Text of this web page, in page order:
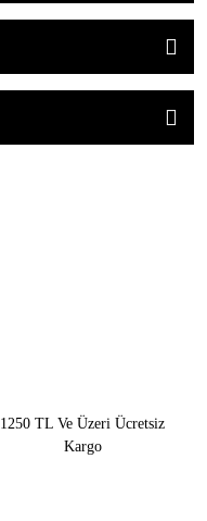
1250 TL Ve Üzeri Ücretsiz
Kargo